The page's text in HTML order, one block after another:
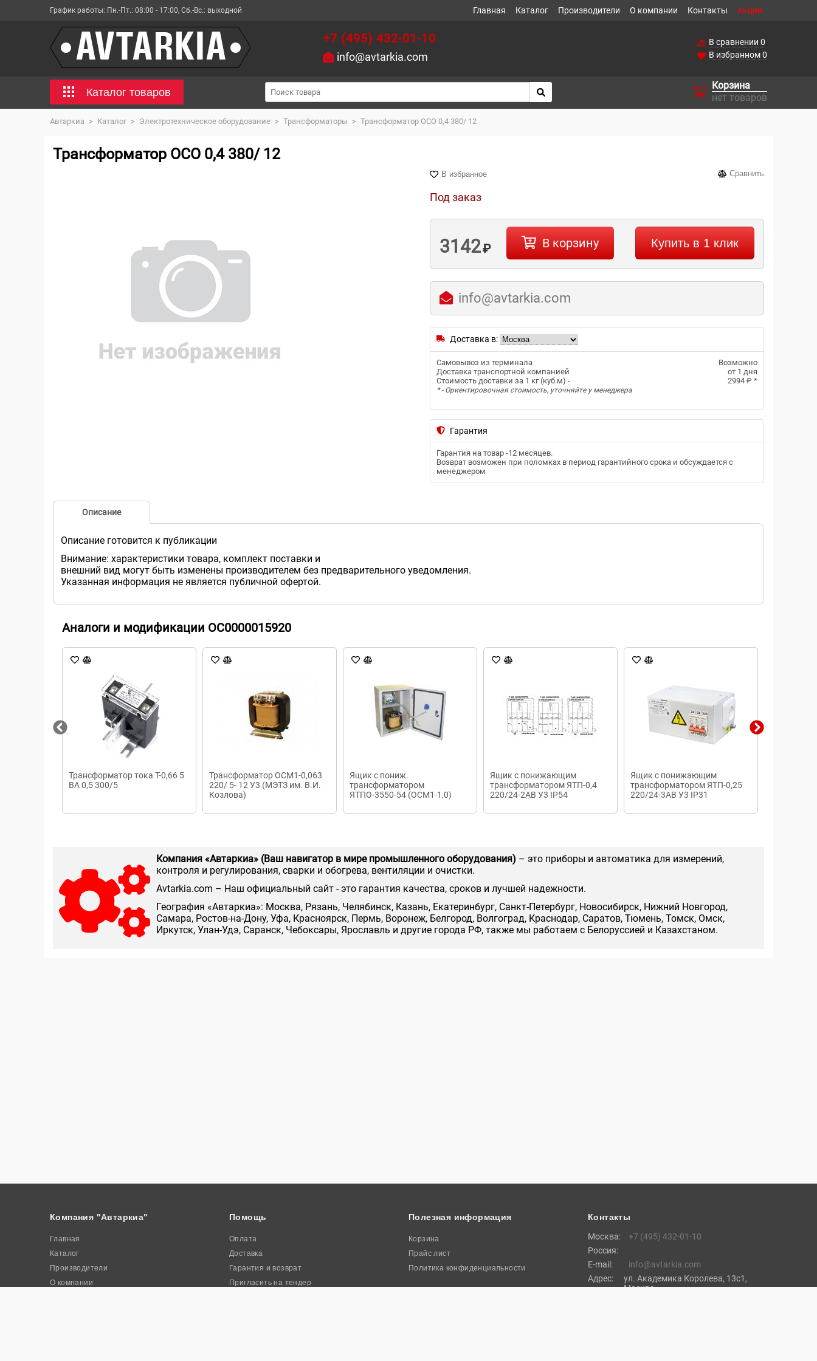
График работы: Пн.-Пт.: 08:00 - 17:00, Сб.-Вс.: выходной Главная Каталог Производители О компании Контакты Акции
+7 (495) 432-01-10
info@avtarkia.com
В сравнении 0
В избранном0
Каталог товаров
Корзина
нет товаров
Автаркиа > Каталог > Электротехническое оборудование > Трансформаторы > Трансформатор ОСО 0,4 380/ 12
Трансформатор ОСО 0,4 380/ 12
В избранное Сравнить
Под заказ
3142₽ В корзину Купить в 1 клик
info@avtarkia.com
Доставка в:
Самовывоз из терминала
Возможно
Доставка транспортной компанией
от 1 дня
Стоимость доставки за 1 кг (куб.м) -
2994 ₽ *
* - Ориентировочная стоимость, уточняйте у менеджера
Гарантия
Гарантия на товар -12 месяцев.
Возврат возможен при поломках в период гарантийного срока и обсуждается с
менеджером
Описание
Описание готовится к публикации
Внимание: характеристики товара, комплект поставки и
внешний вид могут быть изменены производителем без предварительного уведомления.
Указанная информация не является публичной офертой.
Аналоги и модификации ОС0000015920
Трансформатор тока Т-0,66 5
ВА 0,5 300/5
Трансформатор ОСМ1-0,063
220/ 5- 12 У3 (МЭТЗ им. В.И.
Козлова)
Ящик с пониж.
трансформатором
ЯТПО-3550-54 (ОСМ1-1,0)
Ящик с понижающим
трансформатором ЯТП-0,4
220/24-2АВ У3 IP54
Ящик с понижающим
трансформатором ЯТП-0,25
220/24-3АВ У3 IP31
Компания «Автаркиа» (Ваш навигатор в мире промышленного оборудования) – это приборы и автоматика для измерений,
контроля и регулирования, сварки и обогрева, вентиляции и очистки.
Аvtarkia.com – Наш официальный сайт - это гарантия качества, сроков и лучшей надежности.
География «Автаркиа»: Москва, Рязань, Челябинск, Казань, Екатеринбург, Санкт-Петербург, Новосибирск, Нижний Новгород,
Самара, Ростов-на-Дону, Уфа, Красноярск, Пермь, Воронеж, Белгород, Волгоград, Краснодар, Саратов, Тюмень, Томск, Омск,
Иркутск, Улан-Удэ, Саранск, Чебоксары, Ярославль и другие города РФ, также мы работаем с Белоруссией и Казахстаном.
Компания "Автаркиа"
Главная
Каталог
Производители
О компании
Помощь
Оплата
Доставка
Гарантия и возврат
Пригласить на тендер
Полезная информация
Корзина
Прайс лист
Политика конфиденциальности
Контакты
Москва:
+7 (495) 432-01-10
Россия:
E-mail:
info@avtarkia.com
Адрес:
ул. Академика Королева, 13с1,
Москва